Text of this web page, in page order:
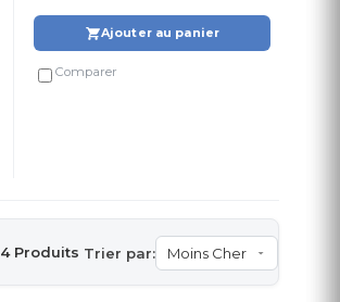
Ajouter au panier
Comparer
Trier par:
4 Produits